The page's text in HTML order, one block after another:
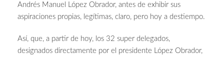
Andrés Manuel López Obrador, antes de exhibir sus
aspiraciones propias, legítimas, claro, pero hoy a destiempo.
Así, que, a partir de hoy, los 32 super delegados,
designados directamente por el presidente López Obrador,